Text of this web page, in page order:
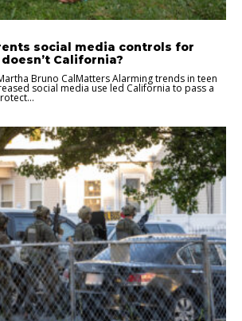
social media controls for
California?
Bruno CalMatters Alarming trends in teen
social media use led California to pass a